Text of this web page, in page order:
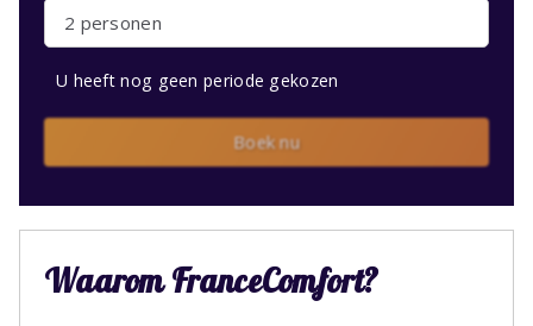
2 personen
U heeft nog geen periode gekozen
Boek nu
Waarom FranceComfort?